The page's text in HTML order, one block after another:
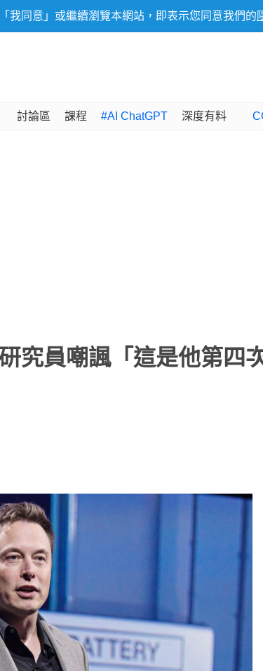
我同意」或繼續瀏覽本網站，即表示您同意我們的
討論區 課程 #AI ChatGPT 深度有料
究員嘲諷「這是他第四